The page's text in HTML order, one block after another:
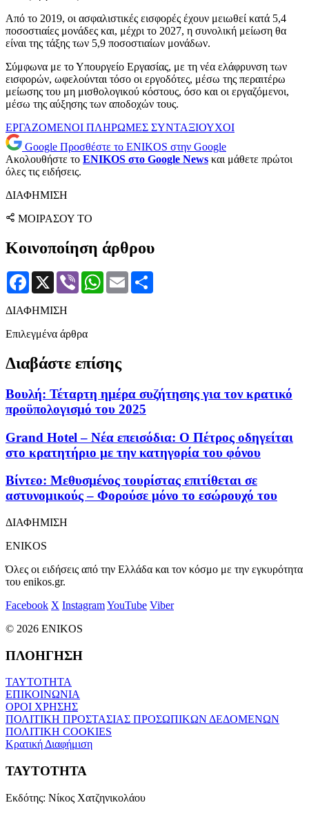
Από το 2019, οι ασφαλιστικές εισφορές έχουν μειωθεί κατά 5,4
ποσοστιαίες μονάδες και, μέχρι το 2027, η συνολική μείωση θα
είναι της τάξης των 5,9 ποσοστιαίων μονάδων.
Σύμφωνα με το Υπουργείο Εργασίας, με τη νέα ελάφρυνση των
εισφορών, ωφελούνται τόσο οι εργοδότες, μέσω της περαιτέρω
μείωσης του μη μισθολογικού κόστους, όσο και οι εργαζόμενοι,
μέσω της αύξησης των αποδοχών τους.
ΕΡΓΑΖΟΜΕΝΟΙ ΠΛΗΡΩΜΕΣ ΣΥΝΤΑΞΙΟΥΧΟΙ
Google Προσθέστε το ENIKOS στην Google
Ακολουθήστε το ENIKOS στο Google News και μάθετε πρώτοι
όλες τις ειδήσεις.
ΔΙΑΦΗΜΙΣΗ
ΜΟΙΡΑΣΟΥ ΤΟ
Κοινοποίηση άρθρου
Facebook
X Viber WhatsApp
Email
ΔΙΑΦΗΜΙΣΗ
Επιλεγμένα άρθρα
Διαβάστε επίσης
Βουλή: Τέταρτη ημέρα συζήτησης για τον κρατικό
προϋπολογισμό του 2025
Grand Hotel – Νέα επεισόδια: Ο Πέτρος οδηγείται
στο κρατητήριο με την κατηγορία του φόνου
Βίντεο: Μεθυσμένος τουρίστας επιτίθεται σε
αστυνομικούς – Φορούσε μόνο το εσώρουχό του
ΔΙΑΦΗΜΙΣΗ
ENIKOS
Όλες οι ειδήσεις από την Ελλάδα και τον κόσμο με την εγκυρότητα
του enikos.gr.
Facebook X InstagramYouTube Viber
© 2026 ENIKOS
ΠΛΟΗΓΗΣΗ
ΤΑΥΤΟΤΗΤΑ
ΕΠΙΚΟΙΝΩΝΙΑ
ΟΡΟΙ ΧΡΗΣΗΣ
ΠΟΛΙΤΙΚΗ ΠΡΟΣΤΑΣΙΑΣ ΠΡΟΣΩΠΙΚΩΝ ΔΕΔΟΜΕΝΩΝ
ΠΟΛΙΤΙΚΗ COOKIES
Κρατική Διαφήμιση
ΤΑΥΤΟΤΗΤΑ
Εκδότης: Νίκος Χατζηνικολάου